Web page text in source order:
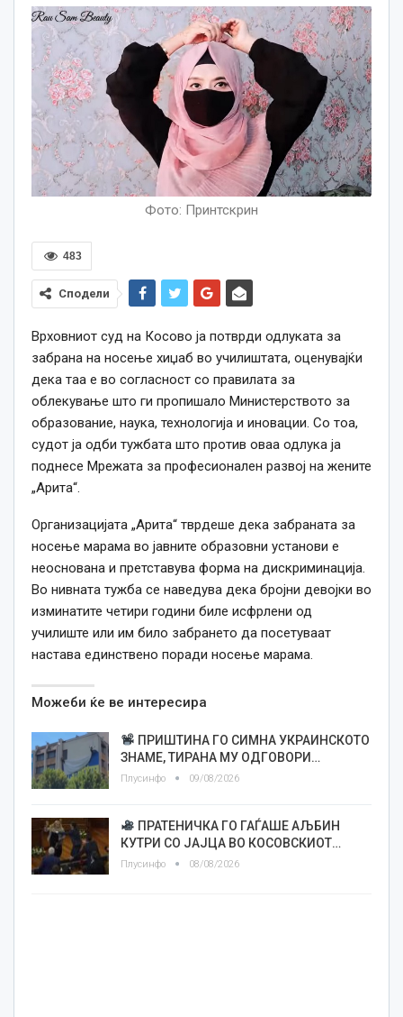
Фото: Принтскрин
483
Сподели
Врховниот суд на Косово ја потврди одлуката за
забрана на носење хиџаб во училиштата, оценувајќи
дека таа е во согласност со правилата за
облекување што ги пропишало Министерството за
образование, наука, технологија и иновации. Со тоа,
судот ја одби тужбата што против оваа одлука ја
поднесе Мрежата за професионален развој на жените
„Арита“.
Организацијата „Арита“ тврдеше дека забраната за
носење марама во јавните образовни установи е
неоснована и претставува форма на дискриминација.
Во нивната тужба се наведува дека бројни девојки во
изминатите четири години биле исфрлени од
училиште или им било забрането да посетуваат
настава единствено поради носење марама.
Можеби ќе ве интересира
ПРИШТИНА ГО СИМНА УКРАИНСКОТО
ЗНАМЕ, ТИРАНА МУ ОДГОВОРИ…
Плусинфо 09/08/2026
ПРАТЕНИЧКА ГО ГАЃАШЕ АЉБИН
КУТРИ СО ЈАЈЦА ВО КОСОВСКИОТ…
Плусинфо 08/08/2026